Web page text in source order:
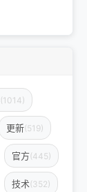
(1014)
更新(519)
官方(445)
技术(352)